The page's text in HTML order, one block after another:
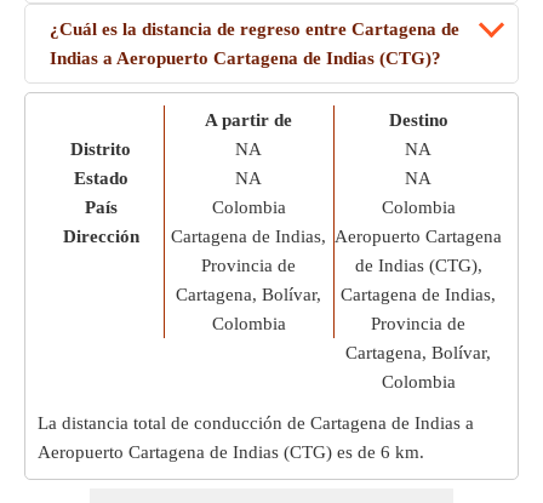
¿Cuál es la distancia de regreso entre Cartagena de
Indias a Aeropuerto Cartagena de Indias (CTG)?
Distrito
Estado
País
Dirección
A partir de
NA
NA
Colombia
Cartagena de Indias,
Provincia de
Cartagena, Bolívar,
Colombia
Destino
NA
NA
Colombia
Aeropuerto Cartagena
de Indias (CTG),
Cartagena de Indias,
Provincia de
Cartagena, Bolívar,
Colombia
La distancia total de conducción de Cartagena de Indias a
Aeropuerto Cartagena de Indias (CTG) es de 6 km.